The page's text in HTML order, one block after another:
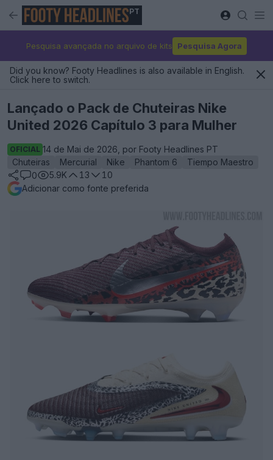
PT
Pesquisa avançada no arquivo de kits Pesquisa Agora
Did you know? Footy Headlines is also available in English.
Click here to switch.
Lançado o Pack de Chuteiras Nike
United 2026 Capítulo 3 para Mulher
OFICIAL 14 de Mai de 2026, por Footy Headlines PT
Chuteiras
Mercurial Nike Phantom 6
Tiempo Maestro
0
5.9K 13
10
Adicionar como fonte preferida